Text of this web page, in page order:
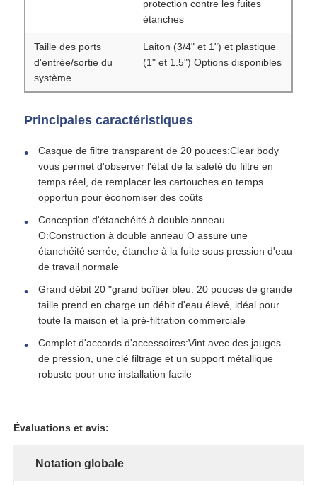
Support RO
protection contre les fuites
étanches
Taille des ports
d'entrée/sortie du
système
Laiton (3/4" et 1") et plastique
(1" et 1.5") Options disponibles
Principales caractéristiques
Casque de filtre transparent de 20 pouces:Clear body
vous permet d'observer l'état de la saleté du filtre en
temps réel, de remplacer les cartouches en temps
opportun pour économiser des coûts
Conception d'étanchéité à double anneau
O:Construction à double anneau O assure une
étanchéité serrée, étanche à la fuite sous pression d'eau
de travail normale
Grand débit 20 "grand boîtier bleu: 20 pouces de grande
taille prend en charge un débit d'eau élevé, idéal pour
toute la maison et la pré-filtration commerciale
Complet d'accords d'accessoires:Vint avec des jauges
de pression, une clé filtrage et un support métallique
robuste pour une installation facile
Évaluations et avis:
Notation globale